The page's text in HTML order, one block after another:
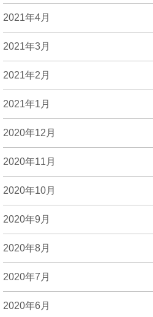
2021年4月
2021年3月
2021年2月
2021年1月
2020年12月
2020年11月
2020年10月
2020年9月
2020年8月
2020年7月
2020年6月